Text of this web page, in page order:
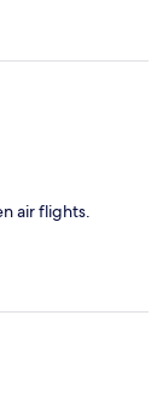
air flights.